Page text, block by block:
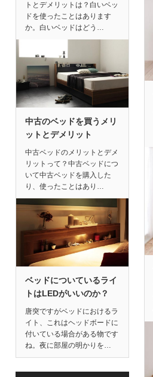
トとデメリットは？白いベッ
ドを使ったことはあります
か。白いベッドはどう…
中古のベッドを買うメリ
ットとデメリット
中古ベッドのメリットとデメ
リットって？中古ベッドにつ
いて中古ベッドを購入した
り、使ったことはあり…
ベッドについているライ
トはLEDがいいのか？
唐突ですがベッドにおけるラ
イト、これはヘッドボードに
付いている場合がある物です
ね。夜に部屋の明かりを…